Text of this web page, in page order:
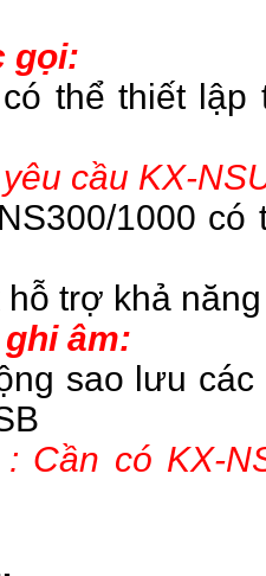
gọi:
thể thiết
cầu KX-
1000
trợ khả
âm:
sao lưu
: Cần có KX-